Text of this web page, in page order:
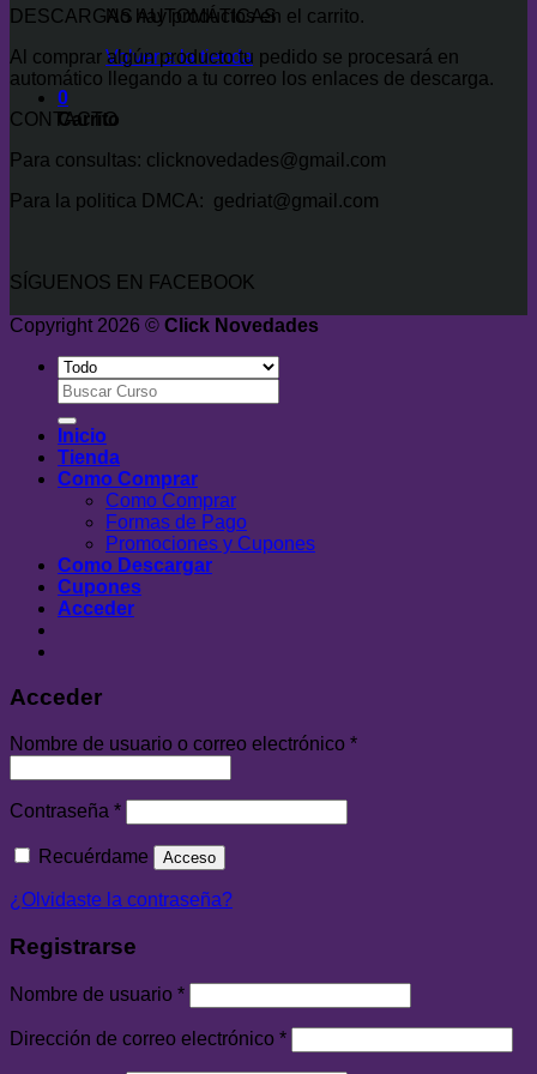
No hay productos en el carrito.
Volver a la tienda
0
Carrito
DESCARGAS AUTOMÁTICAS
Al comprar algún producto tu pedido se procesará en
automático llegando a tu correo los enlaces de descarga.
CONTACTO
Para consultas: clicknovedades@gmail.com
Para la politica DMCA: gedriat@gmail.com
SÍGUENOS EN FACEBOOK
Copyright 2026 © Click Novedades
Buscar
por:
Inicio
Tienda
Como Comprar
Como Comprar
Formas de Pago
Promociones y Cupones
Como Descargar
Cupones
Acceder
Acceder
Nombre de usuario o correo electrónico *
Contraseña *
Recuérdame Acceso
¿Olvidaste la contraseña?
Registrarse
Nombre de usuario *
Dirección de correo electrónico *